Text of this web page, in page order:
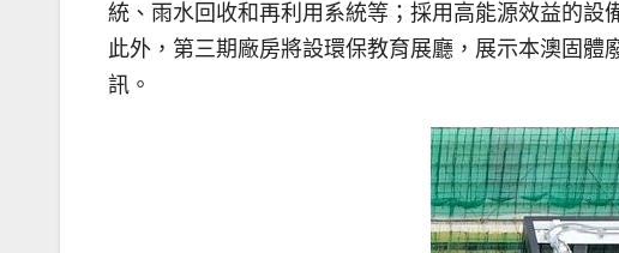
統、雨水回收和再利用系統等；採用高能源效益的設
此外，第三期廠房將設環保教育展廳，展示本澳固
訊。